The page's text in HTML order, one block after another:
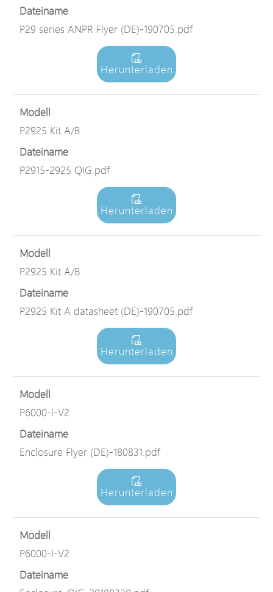
Dateiname
P29 series ANPR Flyer (DE)-190705.pdf
Herunterladen
Modell
P2925 Kit A/B
Dateiname
P2915-2925 QIG.pdf
Herunterladen
Modell
P2925 Kit A/B
Dateiname
P2925 Kit A datasheet (DE)-190705.pdf
Herunterladen
Modell
P6000-I-V2
Dateiname
Enclosure Flyer (DE)-180831.pdf
Herunterladen
Modell
P6000-I-V2
Dateiname